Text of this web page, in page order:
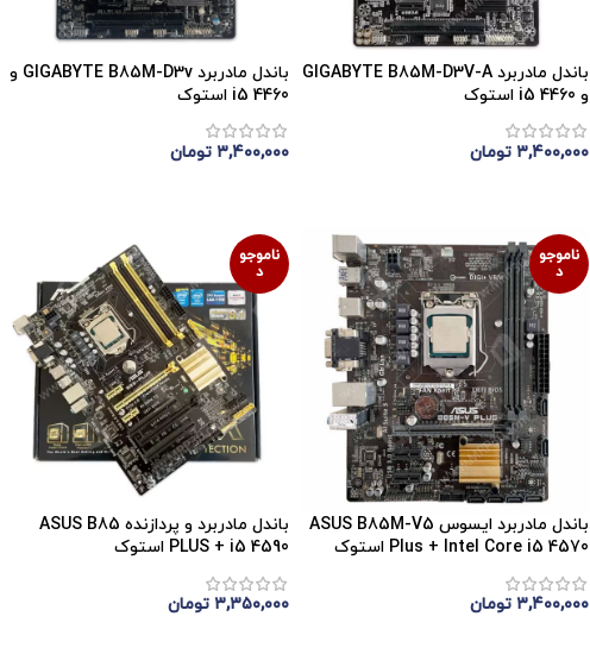
باندل مادربرد GIGABYTE B85M-D3V-A
و i5 4460 استوک
۳,۴۰۰,۰۰۰ تومان
باندل مادربرد GIGABYTE B85M-D3v و
i5 4460 استوک
۳,۴۰۰,۰۰۰ تومان
ناموجو
د
باندل مادربرد ایسوس ASUS B85M-V5
Plus + Intel Core i5 4570 استوک
۳,۴۰۰,۰۰۰ تومان
ناموجو
د
باندل مادربرد و پردازنده ASUS B85
PLUS + i5 4590 استوک
۳,۳۵۰,۰۰۰ تومان